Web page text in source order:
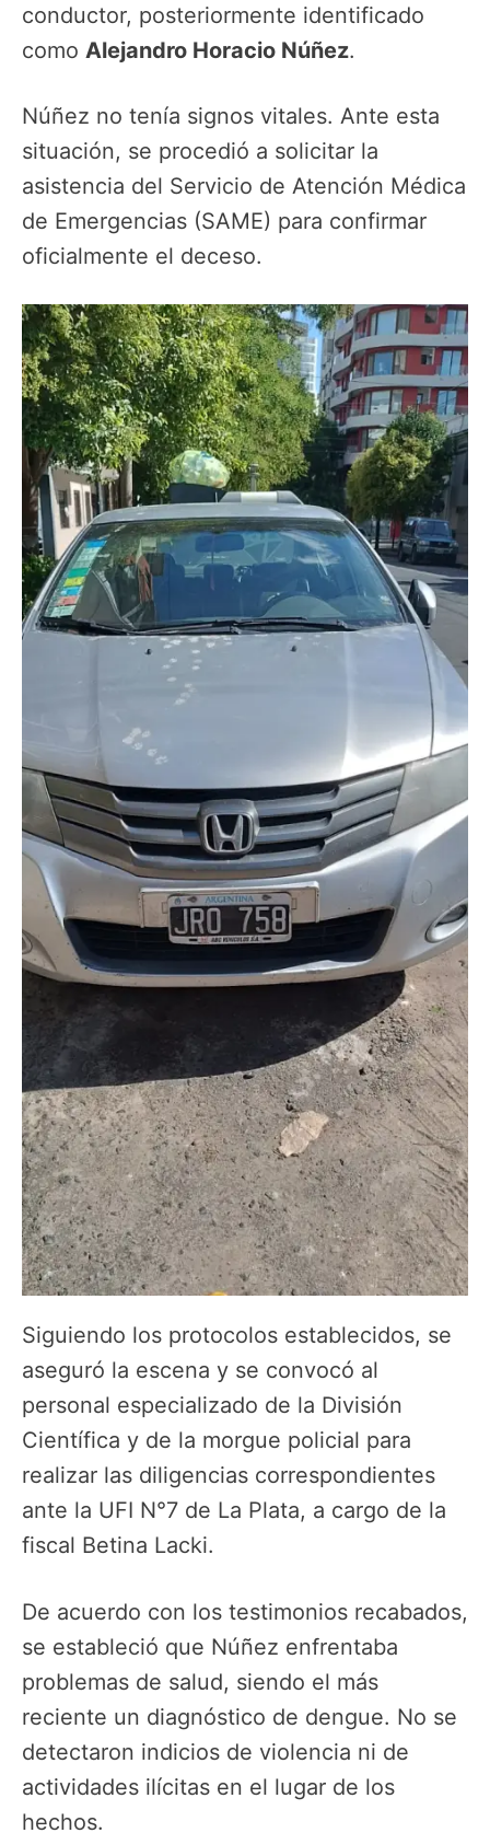
conductor, posteriormente identificado
como Alejandro Horacio Núñez.
Núñez no tenía signos vitales. Ante esta
situación, se procedió a solicitar la
asistencia del Servicio de Atención Médica
de Emergencias (SAME) para confirmar
oficialmente el deceso.
Siguiendo los protocolos establecidos, se
aseguró la escena y se convocó al
personal especializado de la División
Científica y de la morgue policial para
realizar las diligencias correspondientes
ante la UFI N°7 de La Plata, a cargo de la
fiscal Betina Lacki.
De acuerdo con los testimonios recabados,
se estableció que Núñez enfrentaba
problemas de salud, siendo el más
reciente un diagnóstico de dengue. No se
detectaron indicios de violencia ni de
actividades ilícitas en el lugar de los
hechos.